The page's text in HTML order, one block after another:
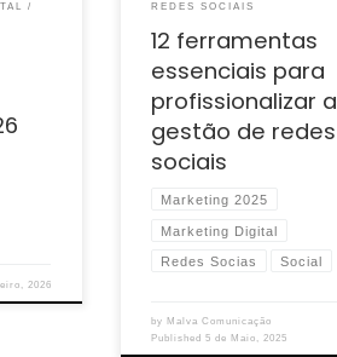
2026
REDES SOCIAIS
12 ferramentas
essenciais para
profissionalizar a
gestão de redes
sociais
Marketing 2025
Marketing Digital
Redes Socias Social
byMalva Comunicação
Published5 de Maio, 2025